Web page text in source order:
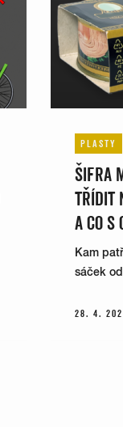
PLASTY
ŠIFRA
TŘÍDIT
A CO S
Kam
sáček
28. 4.